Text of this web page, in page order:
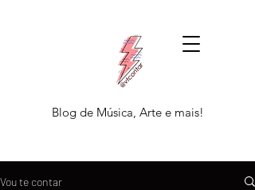
Blog de Música, Arte e mais!
Vou te contar